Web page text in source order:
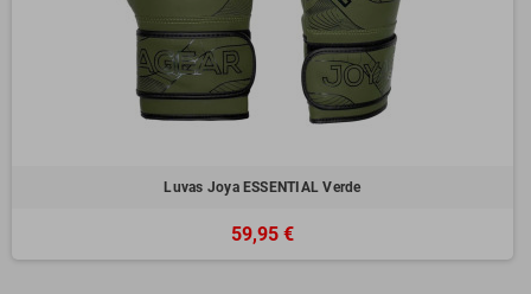
Luvas Joya ESSENTIAL Verde
59,95 €